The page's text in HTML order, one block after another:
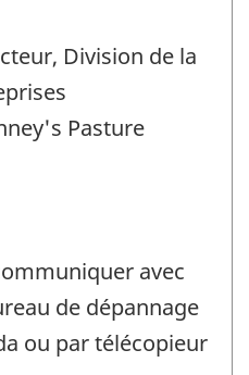
Division de la
Pasture
avec
de dépannage
ou par télécopieur